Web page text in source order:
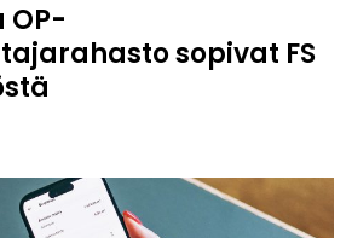
OP-
sopivat FS